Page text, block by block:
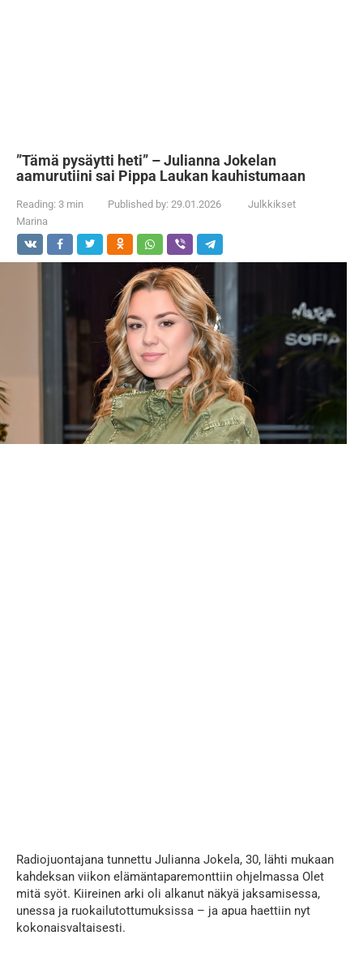
”Tämä pysäytti heti” – Julianna Jokelan
aamurutiini sai Pippa Laukan kauhistumaan
Reading: 3 min Published by: 29.01.2026
Julkkikset
Marina
Radiojuontajana tunnettu Julianna Jokela, 30, lähti mukaan
kahdeksan viikon elämäntaparemonttiin ohjelmassa Olet
mitä syöt. Kiireinen arki oli alkanut näkyä jaksamisessa,
unessa ja ruokailutottumuksissa – ja apua haettiin nyt
kokonaisvaltaisesti.